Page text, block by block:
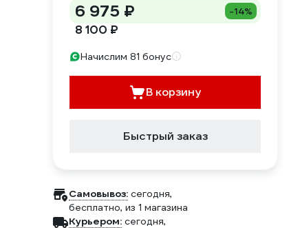
6 975 ₽ -14%
8 100 ₽
Начислим 81 бонус
В корзину
Быстрый заказ
Самовывоз: сегодня,
бесплатно, из 1 магазина
Курьером: сегодня,